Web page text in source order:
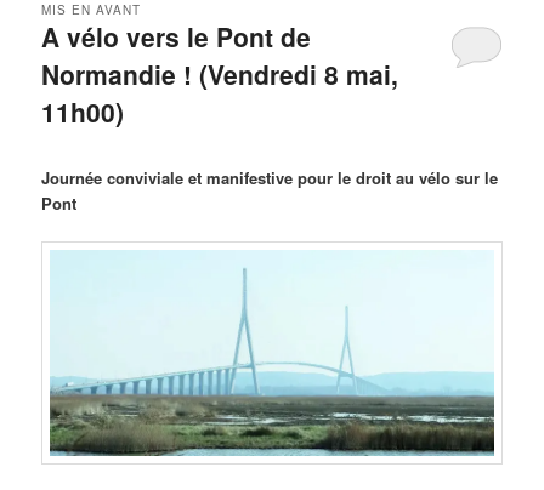
A vélo vers le Pont de
Normandie ! (Vendredi 8 mai,
11h00)
MIS EN AVANT
Journée conviviale et manifestive pour le droit au vélo sur le
Pont